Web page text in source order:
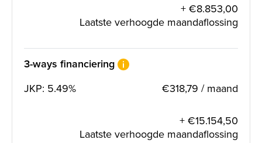
+ €8.853,00
Laatste verhoogde maandaflossing
3-ways financiering
JKP: 5.49%
€318,79 / maand
+ €15.154,50
Laatste verhoogde maandaflossing